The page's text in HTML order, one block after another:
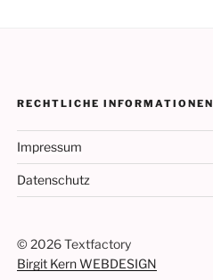
RECHTLICHE INFORMATIONEN
Impressum
Datenschutz
© 2026 Textfactory
Birgit Kern WEBDESIGN